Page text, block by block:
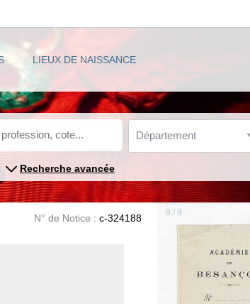
LIEUX DE NAISSANCE
Département
Recherche avancée
N° de Notice :c-324188 9 / 9